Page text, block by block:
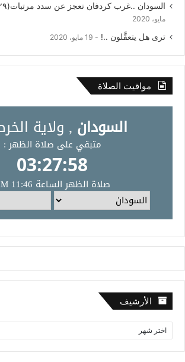
السودان ..غرب كردفان تعجز عن سدد مرتبات(٢٤٢٩) موظفا
مايو، 2020
ترى هل يتعقَّلون ..! 19 مايو، 2020
مواقيت الصلاة
الأرشيف
ل
أ